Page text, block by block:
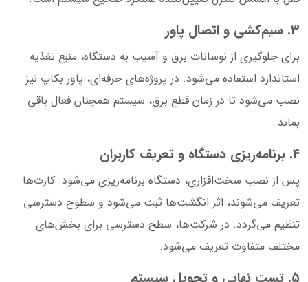
۳. سیم‌کشی و اتصال پاور
برای جلوگیری از نوسانات برق و آسیب به دستگاه، منبع تغذیه
استاندارد استفاده می‌شود. در پروژه‌های حرفه‌ای، پاور بکاپ نیز
نصب می‌شود تا در زمان قطع برق، سیستم همچنان فعال باقی
بماند.
۴. برنامه‌ریزی دستگاه و تعریف کاربران
پس از نصب سخت‌افزاری، دستگاه برنامه‌ریزی می‌شود. کارت‌ها
تعریف می‌شوند، اثر انگشت‌ها ثبت می‌شود و سطوح دسترسی
تنظیم می‌گردد. در شرکت‌ها، سطح دسترسی برای بخش‌های
مختلف متفاوت تعریف می‌شود.